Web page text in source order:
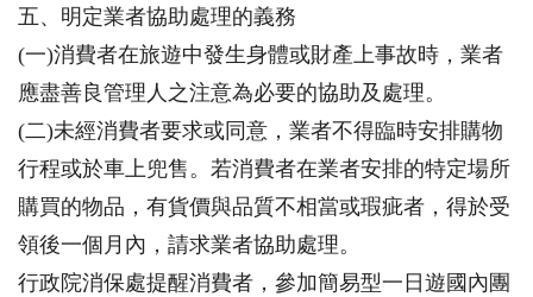
五、明定業者協助處理的義務
(一)消費者在旅遊中發生身體或財產上事故時，業者
應盡善良管理人之注意為必要的協助及處理。
(二)未經消費者要求或同意，業者不得臨時安排購物
行程或於車上兜售。若消費者在業者安排的特定場所
購買的物品，有貨價與品質不相當或瑕疵者，得於受
領後一個月內，請求業者協助處理。
行政院消保處提醒消費者，參加簡易型一日遊國內團